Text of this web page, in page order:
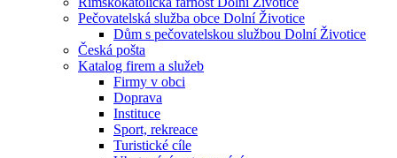
Pečovatelská služba obce Dolní Životice
Dům s pečovatelskou službou Dolní Životice
Česká pošta
Katalog firem a služeb
Firmy v obci
Doprava
Instituce
Sport, rekreace
Turistické cíle